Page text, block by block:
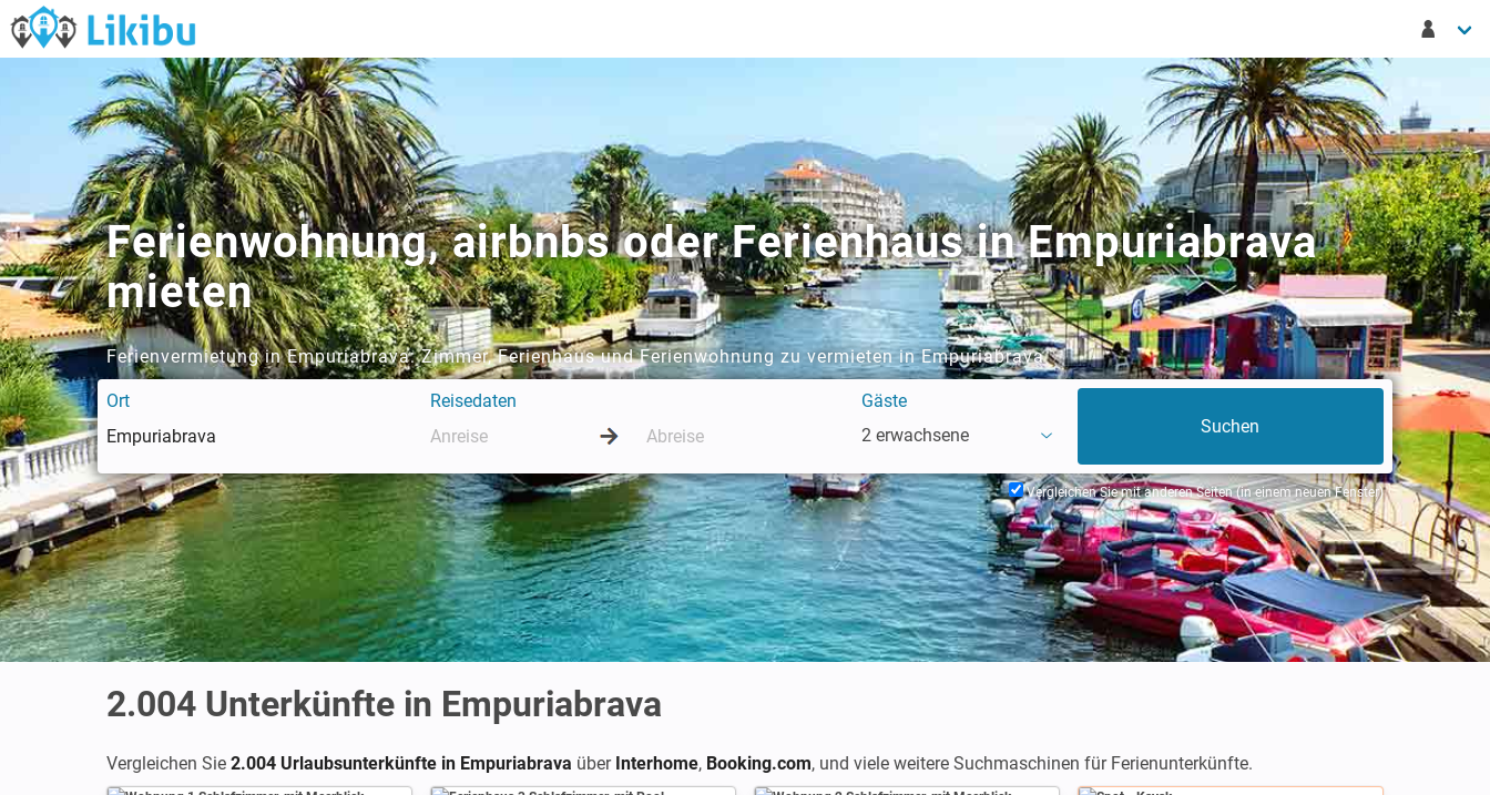
Ferienwohnung, airbnbs oder Ferienhaus in Empuriabrava
mieten
Ferienvermietung in Empuriabrava: Zimmer, Ferienhaus und Ferienwohnung zu vermieten in Empuriabrava
Ort Reisedaten
Gäste
2 erwachsene
Vergleichen Sie mit anderen Seiten (in einem neuen Fenster)
2.004 Unterkünfte in Empuriabrava
Vergleichen Sie 2.004 Urlaubsunterkünfte in Empuriabrava über Interhome, Booking.com, und viele weitere Suchmaschinen für Ferienunterkünfte.